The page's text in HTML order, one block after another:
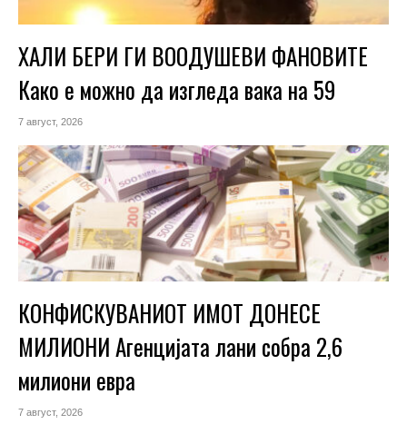
ХАЛИ БЕРИ ГИ ВООДУШЕВИ ФАНОВИТЕ
Како е можно да изгледа вака на 59
7 август, 2026
КОНФИСКУВАНИОТ ИМОТ ДОНЕСЕ
МИЛИОНИ Агенцијата лани собра 2,6
милиони евра
7 август, 2026